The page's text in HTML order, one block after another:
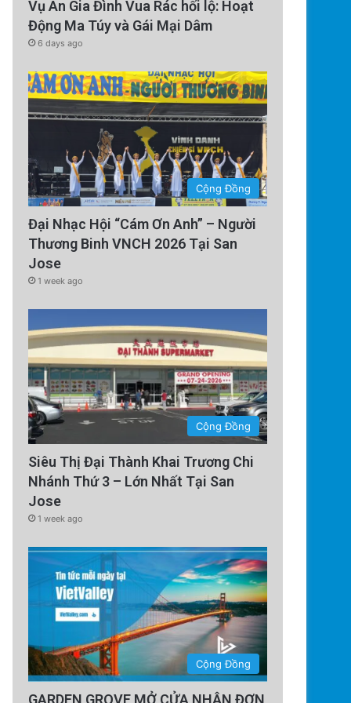
Án 7 Năm Tù Vắng Mặt Vì
Vụ Án Gia Đình Vua Rác hối lộ: Hoạt
Động Ma Túy và Gái Mại Dâm
6 days ago
Cộng Đồng
Đại Nhạc Hội “Cám Ơn Anh” – Người
Thương Binh VNCH 2026 Tại San
Jose
1 week ago
Cộng Đồng
Siêu Thị Đại Thành Khai Trương Chi
Nhánh Thứ 3 – Lớn Nhất Tại San
Jose
1 week ago
Cộng Đồng